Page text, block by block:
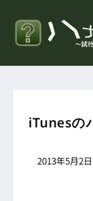
iTunesの
2013年5月2